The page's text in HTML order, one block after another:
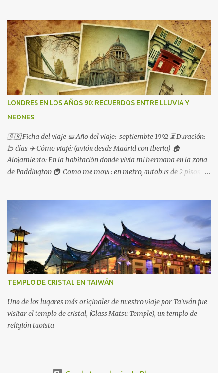
LONDRES EN LOS AÑOS 90: RECUERDOS ENTRE LLUVIA Y
NEONES
🇬🇧 Ficha del viaje 📅 Año del viaje: septiembte 1992 ⏳ Duración:
15 días ✈️ Cómo viajé: (avión desde Madrid con Iberia) 🏠
Alojamiento: En la habitación donde vivía mi hermana en la zona
de Paddington 🚇 Como me movi : en metro, autobus de 2 pisos
TEMPLO DE CRISTAL EN TAIWÁN
Uno de los lugares más originales de nuestro viaje por Taiwán fue
visitar el templo de cristal, (Glass Matsu Temple), un templo de
religión taoista